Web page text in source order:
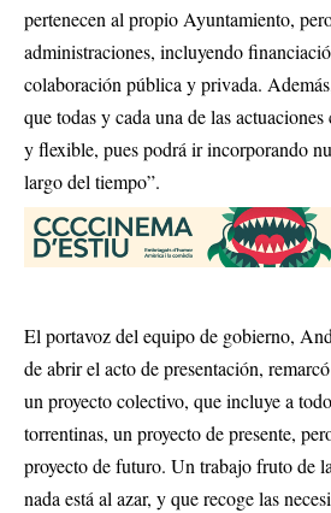
pertenecen al propio Ayuntamiento,
administraciones, incluyendo
colaboración pública y privada.
que todas y cada una de las
y flexible, pues podrá ir incorporando
largo del tiempo”.
El portavoz del equipo de gobierno,
de abrir el acto de presentación,
un proyecto colectivo, que incluye a
torrentinas, un proyecto de presente,
proyecto de futuro. Un trabajo fruto de
nada está al azar, y que recoge las